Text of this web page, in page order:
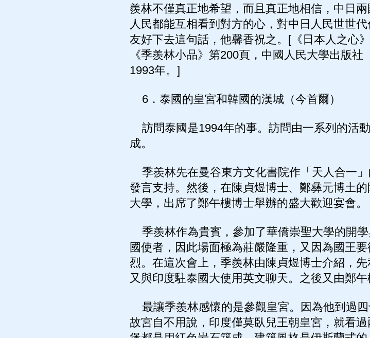
羨林不僅真正地希望，而且真正地相信，中日兩
人民都能互相看到對方的心，對中日人民世世代
友好下去這句話，他馨香祝之。[《日本人之心》
《季羨林小品》第200頁，中國人民大學出版社
1993年。]
6．泰國的皇宮和韓國的漢城（今首爾）
訪問泰國是1994年的事。訪問由一系列的活
成。
季羨林先在曼谷東方文化書院作「天人合一
發言支持。然後，在陳貞煜博士、鄭彝元博土
大學，出席了鄭午樓博士舉辦的盛大歡迎宴會。
季羨林作為貴賓，參加了華僑崇聖大學的開
國使者，因此場面極為莊嚴隆重，又因為國王
烈。在這次會上，季羨林由陳貞煜博士介紹，
又與印度駐泰國大使用英文聊天。之後又由鄭午
最讓季羨林感懷的是參觀皇宮。因為他到過
故宮自不用說，印度僅莫臥兒王朝皇宮，就看